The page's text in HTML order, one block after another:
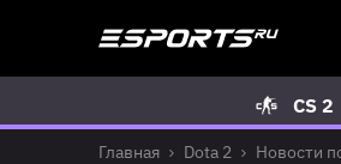
CS 2
Главная Dota 2 Новости